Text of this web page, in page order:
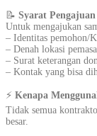
📝 Syarat
Untuk mengajukan
– Identitas pemohon/
– Denah lokasi
– Surat keterangan
– Kontak yang bisa
⚡ Kenapa
Tidak semua
besar.